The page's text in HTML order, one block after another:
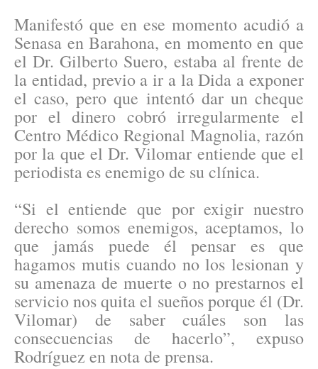
Manifestó que en ese momento acudió a
Senasa en Barahona, en momento en que
el Dr. Gilberto Suero, estaba al frente de
la entidad, previo a ir a la Dida a exponer
el caso, pero que intentó dar un cheque
por el dinero cobró irregularmente el
Centro Médico Regional Magnolia, razón
por la que el Dr. Vilomar entiende que el
periodista es enemigo de su clínica.
“Si el entiende que por exigir nuestro
derecho somos enemigos, aceptamos, lo
que jamás puede él pensar es que
hagamos mutis cuando no los lesionan y
su amenaza de muerte o no prestarnos el
servicio nos quita el sueños porque él (Dr.
Vilomar) de saber cuáles son las
consecuencias de hacerlo”, expuso
Rodríguez en nota de prensa.